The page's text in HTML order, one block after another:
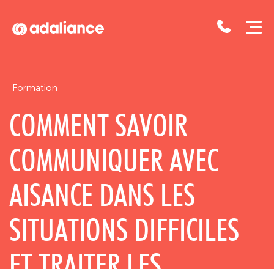
Formation
COMMENT SAVOIR
COMMUNIQUER AVEC
AISANCE DANS LES
SITUATIONS DIFFICILES